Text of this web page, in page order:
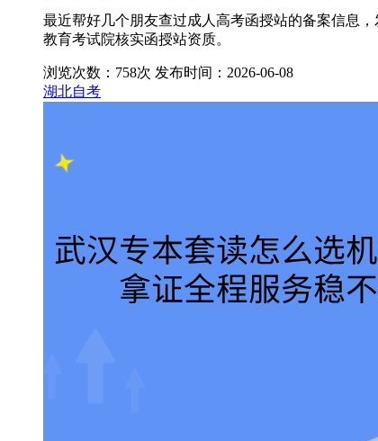
最近帮好几个朋友查过成人高考函授站的备案信息
教育考试院核实函授站资质。
浏览次数：758次 发布时间：2026-06-08
湖北自考